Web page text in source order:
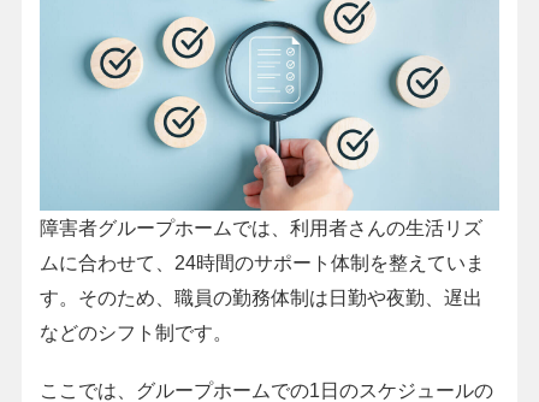
障害者グループホームでは、利用者さんの生活リズ
ムに合わせて、24時間のサポート体制を整えていま
す。そのため、職員の勤務体制は日勤や夜勤、遅出
などのシフト制です。
ここでは、グループホームでの1日のスケジュールの